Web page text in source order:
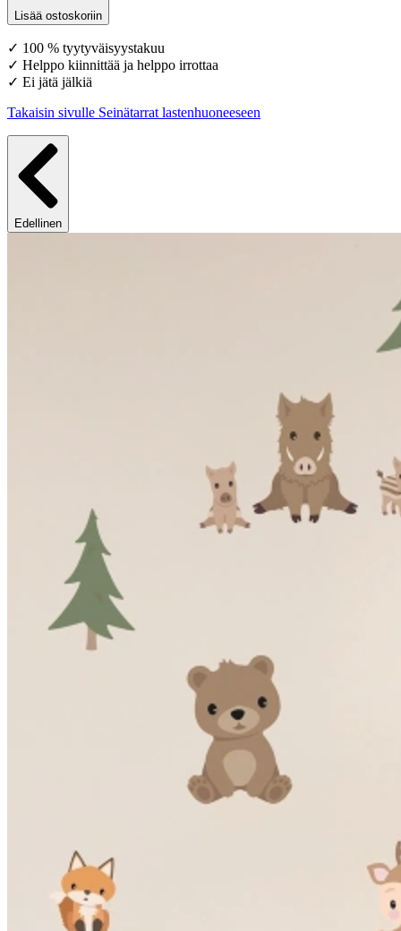
Lisää ostoskoriin
✓ 100 % tyytyväisyystakuu
✓ Helppo kiinnittää ja helppo irrottaa
✓ Ei jätä jälkiä
Takaisin sivulle Seinätarrat lastenhuoneeseen
Edellinen